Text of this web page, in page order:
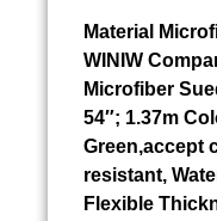
Material
WINIW
Microfiber
54″; 1.37m
Green,accept
resistant,
Flexible